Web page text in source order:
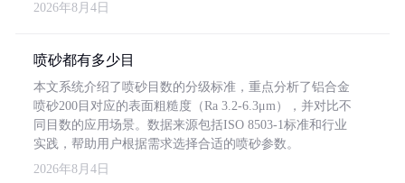
2026年8月4日
喷砂都有多少目
本文系统介绍了喷砂目数的分级标准，重点分析了铝合金
喷砂200目对应的表面粗糙度（Ra 3.2-6.3μm），并对比不
同目数的应用场景。数据来源包括ISO 8503-1标准和行业
实践，帮助用户根据需求选择合适的喷砂参数。
2026年8月4日